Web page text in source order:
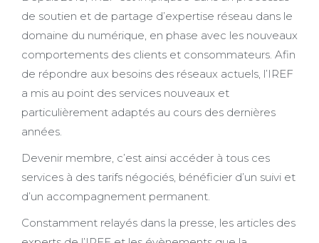
de soutien et de partage d’expertise réseau dans le
domaine du numérique, en phase avec les nouveaux
comportements des clients et consommateurs. Afin
de répondre aux besoins des réseaux actuels, l’IREF
a mis au point des services nouveaux et
particulièrement adaptés au cours des dernières
années.
Devenir membre, c’est ainsi accéder à tous ces
services à des tarifs négociés, bénéficier d’un suivi et
d’un accompagnement permanent.
Constamment relayés dans la presse, les articles des